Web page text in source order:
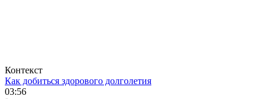
Контекст
Как добиться здорового долголетия
03:56